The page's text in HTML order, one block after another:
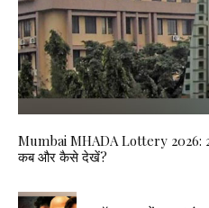
Mumbai MHADA Lottery 2026:
कब और कैसे देखें?